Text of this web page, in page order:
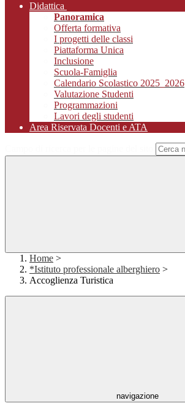
Didattica
Panoramica
Offerta formativa
I progetti delle classi
Piattaforma Unica
Inclusione
Scuola-Famiglia
Calendario Scolastico 2025_2026
Valutazione Studenti
Programmazioni
Lavori degli studenti
Area Riservata Docenti e ATA
Home >
*Istituto professionale alberghiero >
Accoglienza Turistica
navigazione